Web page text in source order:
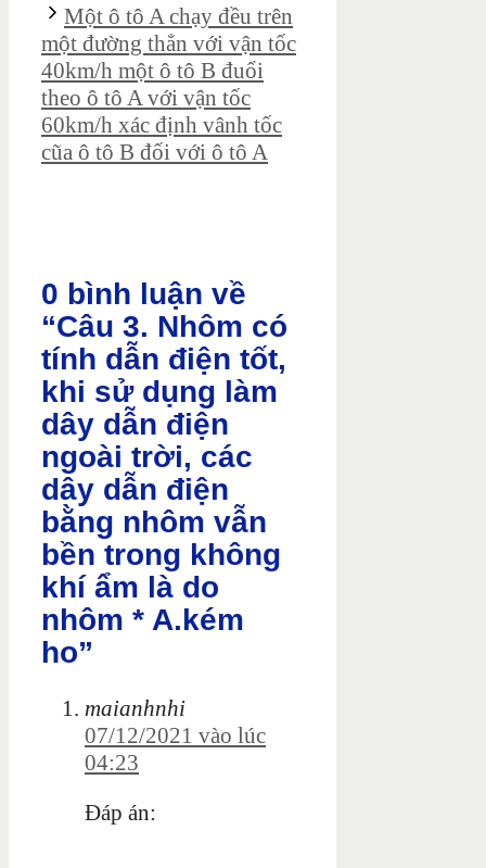
Một ô tô A chạy đều trên
một đường thẳn với vận tốc
40km/h một ô tô B đuổi
theo ô tô A với vận tốc
60km/h xác định vânh tốc
cũa ô tô B đối với ô tô A
0 bình luận về
“Câu 3. Nhôm có
tính dẫn điện tốt,
khi sử dụng làm
dây dẫn điện
ngoài trời, các
dây dẫn điện
bằng nhôm vẫn
bền trong không
khí ẩm là do
nhôm * A.kém
ho”
maianhnhi
07/12/2021 vào lúc
04:23
Đáp án: